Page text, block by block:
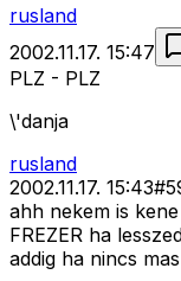
rusland
2002.11.17. 15:47
PLZ - PLZ
\'danja
rusland
2002.11.17. 15:43#
ahh nekem is
FREZER ha
addig ha nincs